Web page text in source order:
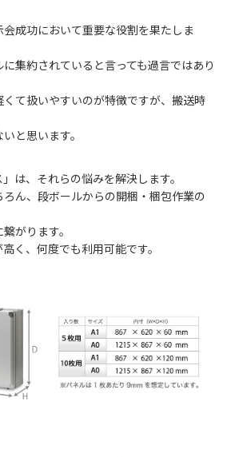
会成功において重要な役割を果たしま
集約されていると言っても過言ではあり
て扱いやすいのが特徴ですが、搬送時
と思います。
は、それらの悩みを解決します。
ん、段ボールからの開梱・梱包作業の
がります。
く、何度でも利用可能です。